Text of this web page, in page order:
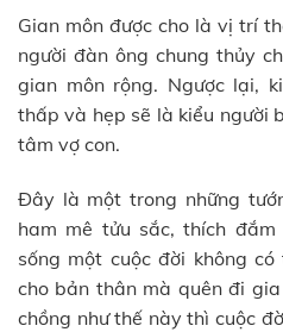
Gian môn được cho là vị trí
người đàn ông chung thủy
gian môn rộng. Ngược lại,
thấp và hẹp sẽ là kiểu người
tâm vợ con.
Đây là một trong những
ham mê tửu sắc, thích
sống một cuộc đời không
cho bản thân mà quên đi
chồng như thế này thì cuộc